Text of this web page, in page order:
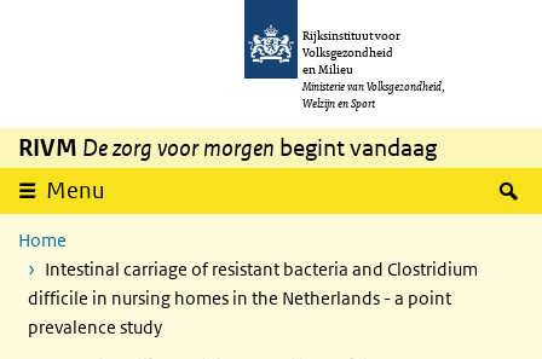
Overslaan en naar de inhoud gaan
Rijksinstituut voor
Volksgezondheid
en Milieu
Ministerie van Volksgezondheid,
Welzijn en Sport
RIVM De zorg voor morgen begint vandaag
Menu
Home
Intestinal carriage of resistant bacteria and Clostridium
difficile in nursing homes in the Netherlands - a point
prevalence study